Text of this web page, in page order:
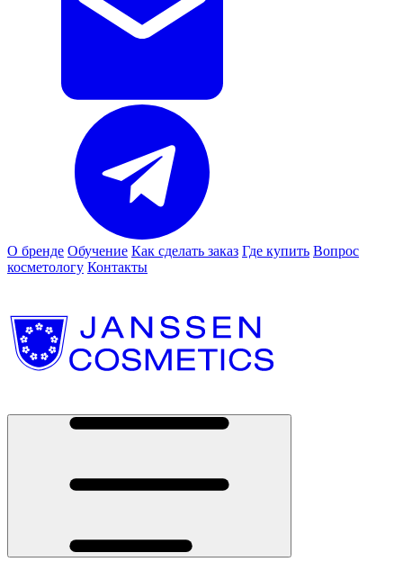
О бренде Обучение Как сделать заказ Где купить Вопрос
косметологу Контакты